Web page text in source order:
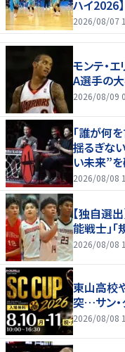
ハイ2026】
2026/08/07
モンテ・
A選手の
2026/08/09
「誰が何
揺るぎな
い未来”
2026/08/08
【独自選
能戦士」
2026/08/08
東山高校
突…サン・
2026/08/08